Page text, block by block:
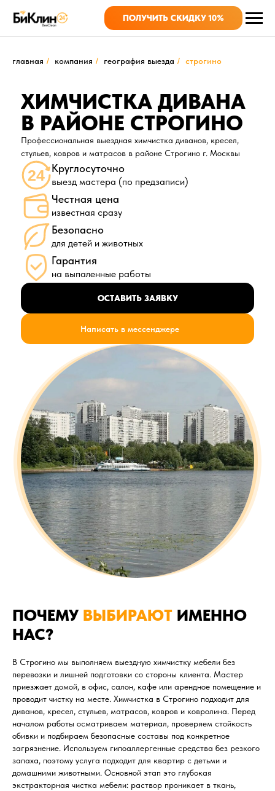
ПОЛУЧИТЬ СКИДКУ 10%
главная / компания / география выезда / строгино
ХИМЧИСТКА ДИВАНА
В РАЙОНЕ СТРОГИНО
Профессиональная выездная химчистка диванов, кресел,
стульев, ковров и матрасов в районе Строгино г. Москвы
Круглосуточно
выезд мастера (по предзаписи)
Честная цена
известная сразу
Безопасно
для детей и животных
Гарантия
на выпаленные работы
ОСТАВИТЬ ЗАЯВКУ
Написать в мессенджере
ПОЧЕМУ ВЫБИРАЮТ ИМЕННО
НАС?
В Строгино мы выполняем выездную химчистку мебели без
перевозки и лишней подготовки со стороны клиента. Мастер
приезжает домой, в офис, салон, кафе или арендное помещение и
проводит чистку на месте. Химчистка в Строгино подходит для
диванов, кресел, стульев, матрасов, ковров и ковролина. Перед
началом работы осматриваем материал, проверяем стойкость
обивки и подбираем безопасные составы под конкретное
загрязнение. Используем гипоаллергенные средства без резкого
запаха, поэтому услуга подходит для квартир с детьми и
домашними животными. Основной этап это глубокая
экстракторная чистка мебели: раствор проникает в ткань,